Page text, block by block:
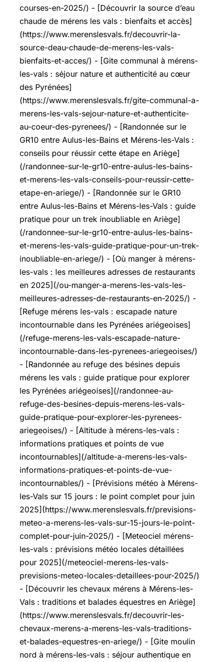
courses-en-2025/) - [Découvrir la source d’eau
chaude de mérens les vals : bienfaits et accès]
(https://www.merenslesvals.fr/decouvrir-la-
source-deau-chaude-de-merens-les-vals-
bienfaits-et-acces/) - [Gite communal à mérens-
les-vals : séjour nature et authenticité au cœur
des Pyrénées]
(https://www.merenslesvals.fr/gite-communal-a-
merens-les-vals-sejour-nature-et-authenticite-
au-coeur-des-pyrenees/) - [Randonnée sur le
GR10 entre Aulus-les-Bains et Mérens-les-Vals :
conseils pour réussir cette étape en Ariège]
(/randonnee-sur-le-gr10-entre-aulus-les-bains-
et-merens-les-vals-conseils-pour-reussir-cette-
etape-en-ariege/) - [Randonnée sur le GR10
entre Aulus-les-Bains et Mérens-les-Vals : guide
pratique pour un trek inoubliable en Ariège]
(/randonnee-sur-le-gr10-entre-aulus-les-bains-
et-merens-les-vals-guide-pratique-pour-un-trek-
inoubliable-en-ariege/) - [Où manger à mérens-
les-vals : les meilleures adresses de restaurants
en 2025](/ou-manger-a-merens-les-vals-les-
meilleures-adresses-de-restaurants-en-2025/) -
[Refuge mérens les-vals : escapade nature
incontournable dans les Pyrénées ariégeoises]
(/refuge-merens-les-vals-escapade-nature-
incontournable-dans-les-pyrenees-ariegeoises/)
- [Randonnée au refuge des bésines depuis
mérens les vals : guide pratique pour explorer
les Pyrénées ariégeoises](/randonnee-au-
refuge-des-besines-depuis-merens-les-vals-
guide-pratique-pour-explorer-les-pyrenees-
ariegeoises/) - [Altitude à mérens-les-vals :
informations pratiques et points de vue
incontournables](/altitude-a-merens-les-vals-
informations-pratiques-et-points-de-vue-
incontournables/) - [Prévisions météo à Mérens-
les-Vals sur 15 jours : le point complet pour juin
2025](https://www.merenslesvals.fr/previsions-
meteo-a-merens-les-vals-sur-15-jours-le-point-
complet-pour-juin-2025/) - [Meteociel mérens-
les-vals : prévisions météo locales détaillées
pour 2025](/meteociel-merens-les-vals-
previsions-meteo-locales-detaillees-pour-2025/)
- [Découvrir les chevaux mérens à Mérens-les-
Vals : traditions et balades équestres en Ariège]
(https://www.merenslesvals.fr/decouvrir-les-
chevaux-merens-a-merens-les-vals-traditions-
et-balades-equestres-en-ariege/) - [Gite moulin
nord à mérens-les-vals : séjour authentique en